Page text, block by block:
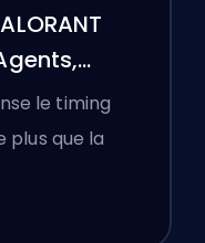
le timing
que la